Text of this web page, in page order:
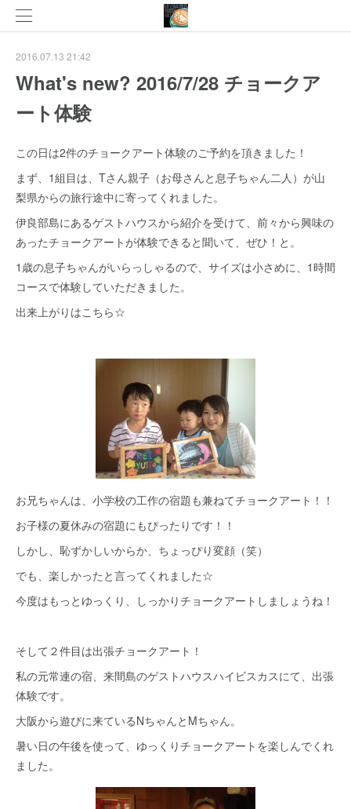
2016.07.13 21:42
What's new? 2016/7/28 チョークア
ート体験
この日は2件のチョークアート体験のご予約を頂きました！
まず、1組目は、Tさん親子（お母さんと息子ちゃん二人）が山
梨県からの旅行途中に寄ってくれました。
伊良部島にあるゲストハウスから紹介を受けて、前々から興味の
あったチョークアートが体験できると聞いて、ぜひ！と。
1歳の息子ちゃんがいらっしゃるので、サイズは小さめに、1時間
コースで体験していただきました。
出来上がりはこちら☆
お兄ちゃんは、小学校の工作の宿題も兼ねてチョークアート！！
お子様の夏休みの宿題にもぴったりです！！
しかし、恥ずかしいからか、ちょっぴり変顔（笑）
でも、楽しかったと言ってくれました☆
今度はもっとゆっくり、しっかりチョークアートしましょうね！
そして２件目は出張チョークアート！
私の元常連の宿、来間島のゲストハウスハイビスカスにて、出張
体験です。
大阪から遊びに来ているNちゃんとMちゃん。
暑い日の午後を使って、ゆっくりチョークアートを楽しんでくれ
ました。